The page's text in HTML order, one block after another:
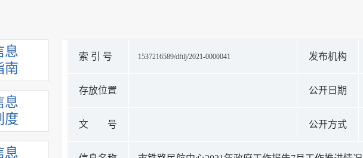
息
南
息
度
息
索 引 号 1537216589/dftlj/2021-0000041 发布机构
存放位置 公开日期
文 号 公开方式